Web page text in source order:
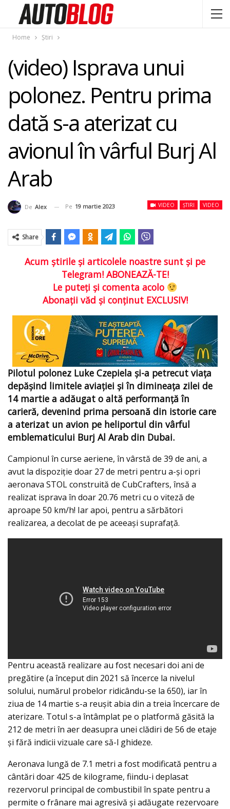
Home Știri
(video) Isprava unui
polonez. Pentru prima
dată s-a aterizat cu
avionul în vârful Burj Al
Arab
VIDEO ȘTIRI VIDEO
De Alex Pe 19 martie 2023
Share
Acum ştirile şi articolele noastre sunt şi pe
Telegram! ABONEAZĂ-TE!
Le puteţi şi comenta acolo
Abonaţii văd şi conţinut EXCLUSIV!
Pilotul polonez Luke Czepiela și-a petrecut viața
depășind limitele aviației și în dimineața zilei de
14 martie a adăugat o altă performanță în
carieră, devenind prima persoană din istorie care
a aterizat un avion pe heliportul din vârful
emblematicului Burj Al Arab din Dubai.
Campionul în curse aeriene, în vârstă de 39 de ani, a
avut la dispoziție doar 27 de metri pentru a-și opri
aeronava STOL construită de CubCrafters, însă a
realizat isprava în doar 20.76 metri cu o viteză de
aproape 50 km/h! Iar apoi, pentru a sărbători
realizarea, a decolat de pe aceeași suprafaţă.
Pentru această realizare au fost necesari doi ani de
pregătire (a început din 2021 să încerce la nivelul
solului, numărul probelor ridicându-se la 650), iar în
ziua de 14 martie s-a reuşit abia din a treia încercare de
aterizare. Totul s-a întâmplat pe o platformă găsită la
212 de metri în aer deasupra unei clădiri de 56 de etaje
și fără indicii vizuale care să-l ghideze.
Aeronava lungă de 7.1 metri a fost modificată pentru a
cântări doar 425 de kilograme, fiindu-i deplasat
rezervorul principal de combustibil în spate pentru a
permite o frânare mai agresivă și adăugate rezervoare